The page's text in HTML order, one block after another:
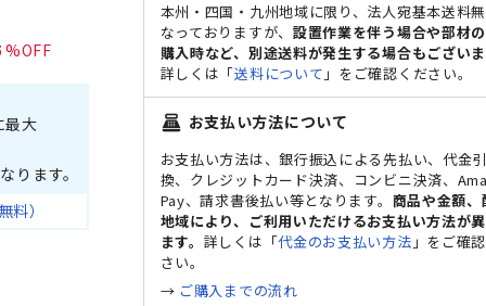
最大
ります。
料）
本州・四国・九州地域に限り、法人宛基本送料
なっておりますが、 設置作業を伴う場合や部材
購入時など、別途送料が発生する場合もござい
詳しくは「送料について 」をご確認ください。
point_of_sale お支払い方法について
お支払い方法は、銀行振込による先払い、代金
換、クレジットカード決済、コンビニ決済、
Pay、請求書後払い等となります。 商品や金額、
地域により、ご利用いただけるお支払い方法が
ます。 詳しくは「代金のお支払い方法 」をご確
さい。
→ ご購入までの流れ